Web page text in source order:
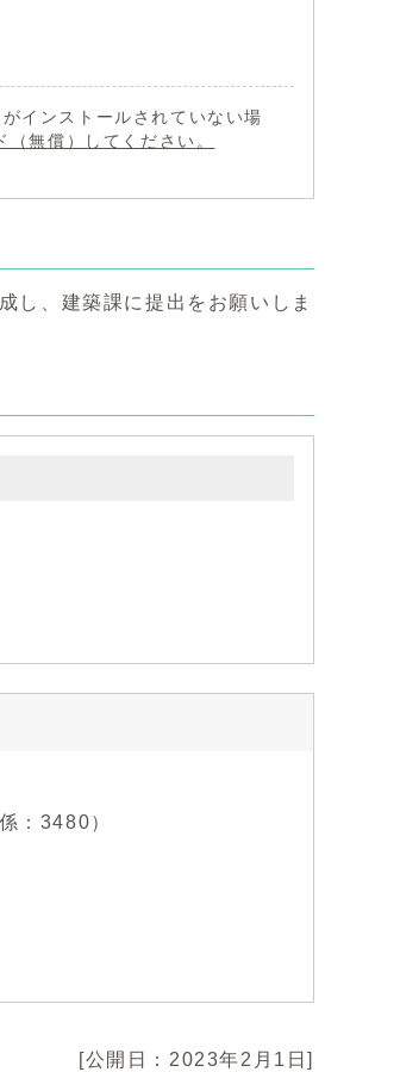
インストールされていない場
無償）してください。
し、建築課に提出をお願いしま
：3480）
[公開日：2023年2月1日]